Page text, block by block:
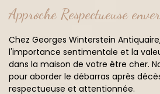
Approche Respectueuse
Chez Georges Winterstein
l'importance sentimentale et la
dans la maison de votre être cher.
pour aborder le débarras après
respectueuse et attentionnée.